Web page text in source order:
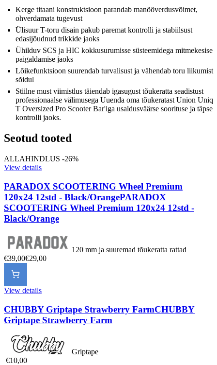
Kerge titaani konstruktsioon parandab manööverdusvõimet,
ohverdamata tugevust
Ülisuur T-toru disain pakub paremat kontrolli ja stabiilsust
edasijõudnud trikkide jaoks
Ühilduv SCS ja HIC kokkusurumisse süsteemidega mitmekesise
paigaldamise jaoks
Lõikefunktsioon suurendab turvalisust ja vähendab toru liikumist
sõidul
Stiilne must viimistlus täiendab igasugust tõukeratta seadistust
professionaalse välimusega Uuenda oma tõukeratast Union Uniq
T Oversized Pro Scooter Bar'iga usaldusväärse soorituse ja täpse
kontrolli jaoks.
Seotud tooted
ALLAHINDLUS -26%
View details
PARADOX SCOOTERING Wheel Premium
120x24 12std - Black/OrangePARADOX
SCOOTERING Wheel Premium 120x24 12std -
Black/Orange
120 mm ja suuremad tõukeratta rattad
€39,00€29,00
View details
CHUBBY Griptape Strawberry FarmCHUBBY
Griptape Strawberry Farm
Griptape
€10,00